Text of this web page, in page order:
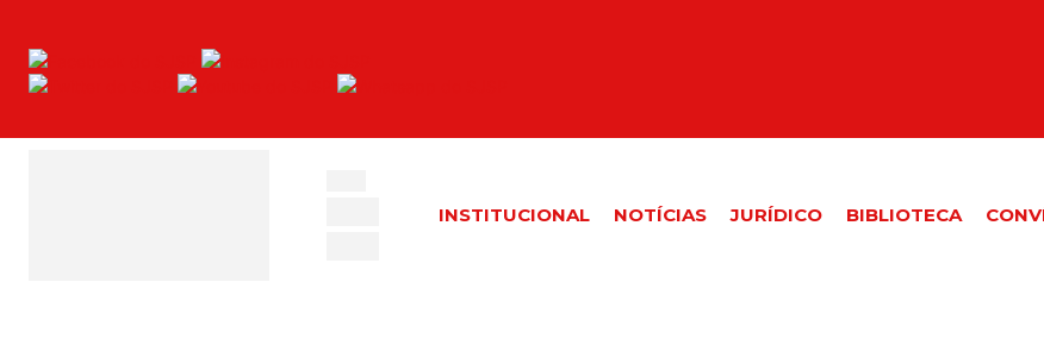
INSTITUCIONAL NOTÍCIAS JURÍDICO BIBLIOTECA